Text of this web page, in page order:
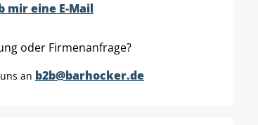
mir eine E-Mail
oder Firmenanfrage?
an b2b@barhocker.de